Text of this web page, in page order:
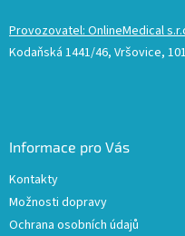
Provozovatel: OnlineMedical
Kodaňská 1441/46, Vršovice,
Informace pro Vás
Kontakty
Možnosti dopravy
Ochrana osobních údajů